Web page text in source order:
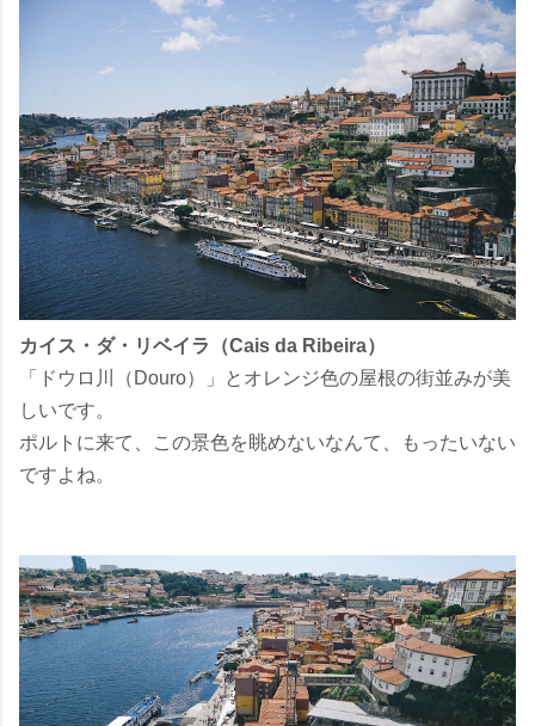
カイス・ダ・リベイラ（Cais da Ribeira）
「ドウロ川（Douro）」とオレンジ色の屋根の街並みが美
しいです。
ポルトに来て、この景色を眺めないなんて、もったいない
ですよね。